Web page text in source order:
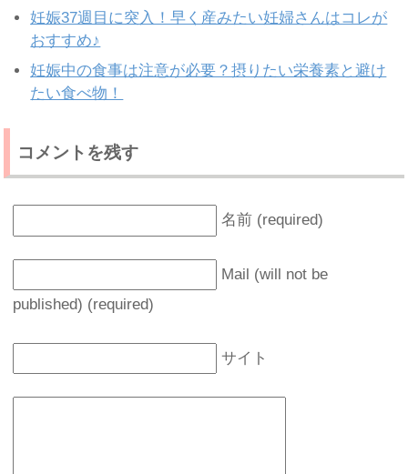
妊娠37週目に突入！早く産みたい妊婦さんはコレが
おすすめ♪
妊娠中の食事は注意が必要？摂りたい栄養素と避け
たい食べ物！
コメントを残す
名前 (required)
Mail (will not be
published) (required)
サイト